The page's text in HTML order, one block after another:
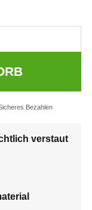
Bezahlen
verstaut